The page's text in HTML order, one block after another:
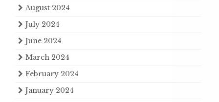
August 2024
July 2024
June 2024
March 2024
February 2024
January 2024